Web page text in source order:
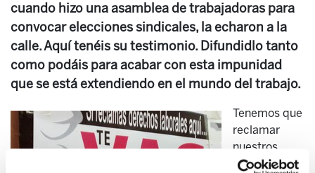
cuando hizo una asamblea de trabajadoras para
convocar elecciones sindicales, la echaron a la
calle. Aquí tenéis su testimonio. Difundidlo tanto
como podáis para acabar con esta impunidad
que se está extendiendo en el mundo del trabajo.
Tenemos que
reclamar
nuestros
derechos y